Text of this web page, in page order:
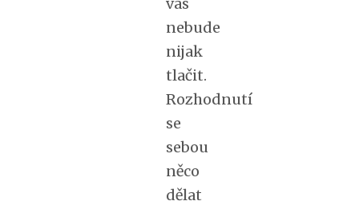
nebude
nijak
tlačit.
Rozhodnutí
se
sebou
něco
dělat